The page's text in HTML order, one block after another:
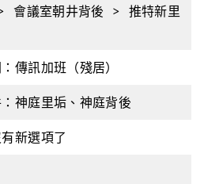
會議室朝井背後 > 推特新里
傳訊加班（殘居）
神庭里垢、神庭背後
新選項了